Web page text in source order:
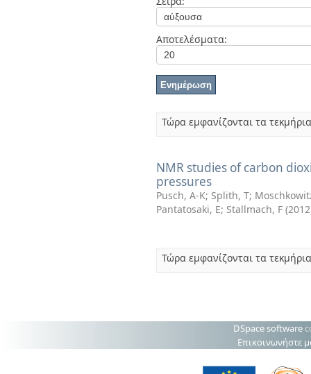
Αποτελέσματα:
Τώρα εμφανίζονται τα
NMR studies of carbon
pressures
Pusch, A-K; Splith, T;
Pantatosaki, E; Stallmach, F (2012
Τώρα εμφανίζονται τα
DSpace software
Επικοινωνήστε